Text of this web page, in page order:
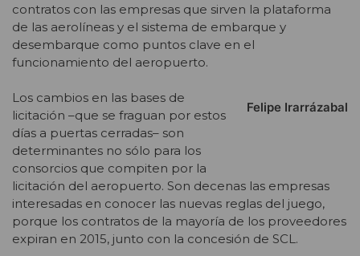
contratos con las empresas que sirven la plataforma
de las aerolíneas y el sistema de embarque y
desembarque como puntos clave en el
funcionamiento del aeropuerto.
Felipe Irarrázabal
Los cambios en las bases de
licitación –que se fraguan por estos
días a puertas cerradas– son
determinantes no sólo para los
consorcios que compiten por la
licitación del aeropuerto. Son decenas las empresas
interesadas en conocer las nuevas reglas del juego,
porque los contratos de la mayoría de los proveedores
expiran en 2015, junto con la concesión de SCL.